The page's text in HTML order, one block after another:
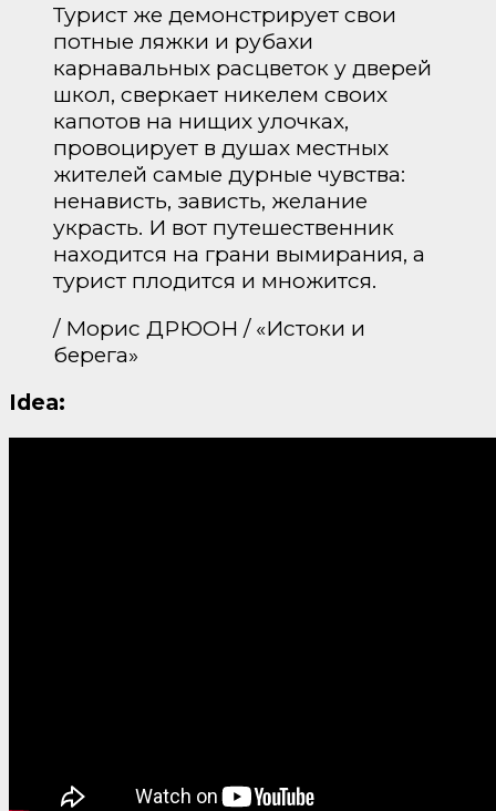
Турист же демонстрирует свои
потные ляжки и рубахи
карнавальных расцветок у дверей
школ, сверкает никелем своих
капотов на нищих улочках,
провоцирует в душах местных
жителей самые дурные чувства:
ненависть, зависть, желание
украсть. И вот путешественник
находится на грани вымирания, а
турист плодится и множится.
/ Морис ДРЮОН / «Истоки и
берега»
Idea: